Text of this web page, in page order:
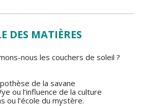
plus les paysages que nous
D’autres enfin soulignent
du paysage, miroir de l’invisible, qui
dépend aussi de nos sens. Tous
d’un paysage. Or nous vivons
société qui émousse nos sens et
avec la nature. Coupés d’elle,
insensibles à sa beauté, et cela
nous nous accordons le droit de
DES MATIÈRES
nous les couchers de soleil ?
de la savane
ou l’influence de la culture
ou l’école du mystère.